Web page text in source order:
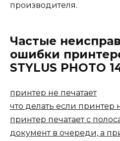
производителя.
Частые
ошибки
STYLUS PHOTO
принтер не печатает
что делать если принтер
принтер печатает с
документ в очереди, а